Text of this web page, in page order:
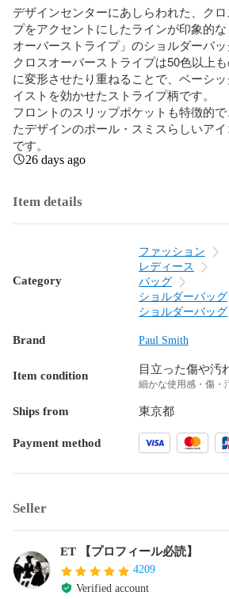
デザインセンターにあしらわれた、ク
プをアクセントにしたラインが印象的
オーバーストライプ」のショルダーバッ
クロスオーバーストライプは50色以上
に変形させたり重ねることで、ベーシ
イストを効かせたストライプ柄です。
フロントのスリップポケットも特徴的
たデザインのポール・スミスらしいア
です。
26 days ago
Item details
Category
ファッション
レディース
バッグ
ショルダーバッグ
ショルダーバッグ
Brand Paul Smith
Item condition 目立った傷や汚
細かな使用感・傷・
Ships from 東京都
Payment method
Seller
ET 【プロフィール必読】
4209
Verified account